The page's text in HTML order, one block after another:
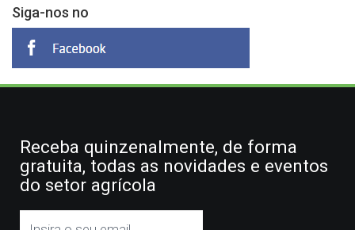
Siga-nos no
Receba quinzenalmente, de forma
gratuita, todas as novidades e eventos
do setor agrícola